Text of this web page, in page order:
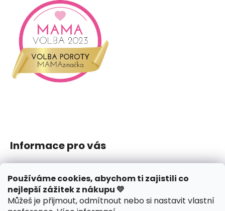
Používáme cookies, abychom ti zajistili co
nejlepší zážitek z nákupu 💛
Můžeš je přijmout, odmítnout nebo si nastavit vlastní
Informace pro vás
Jak nakupovat
Obchodní podmínky
Podmínky ochrany osobních údajů
Reklamace či vrácení